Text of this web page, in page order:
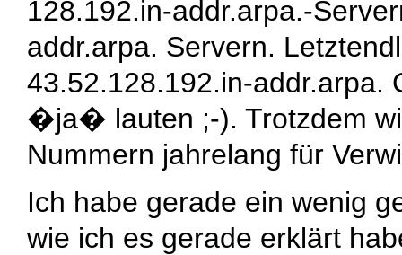
128.192.in-addr.arpa.-
addr.arpa. Servern.
43.52.128.192.in-addr.arpa.
�ja� lauten ;-). Trotzdem
Nummern jahrelang für
Ich habe gerade ein wenig
wie ich es gerade erklärt